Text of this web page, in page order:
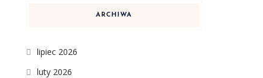
ARCHIWA
lipiec 2026
luty 2026